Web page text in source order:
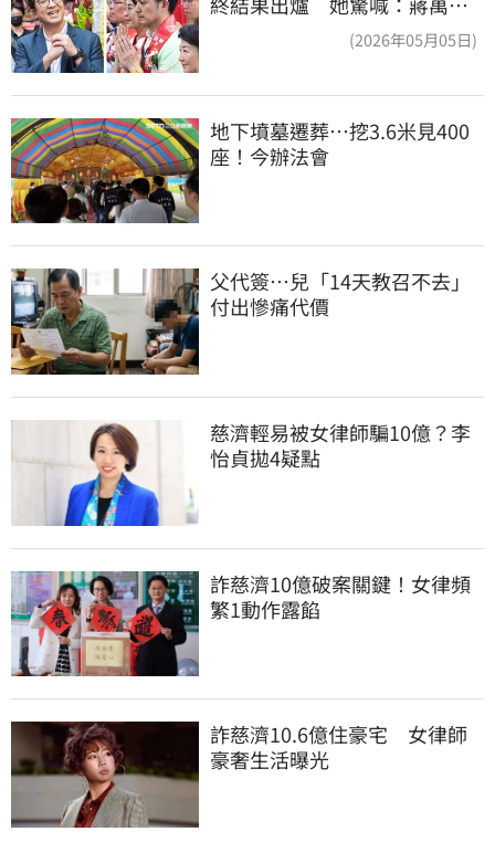
(2026年05月05日)
地下墳墓遷葬…挖3.6米見400
座！今辦法會
父代簽…兒「14天教召不去」
付出慘痛代價
慈濟輕易被女律師騙10億？李
怡貞拋4疑點
詐慈濟10億破案關鍵！女律頻
繁1動作露餡
詐慈濟10.6億住豪宅　女律師
豪奢生活曝光